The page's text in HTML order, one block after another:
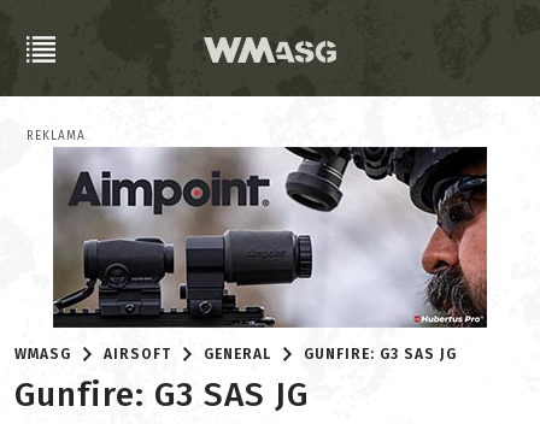
REKLAMA
WMASG AIRSOFT GENERAL GUNFIRE: G3 SAS JG
Gunfire: G3 SAS JG